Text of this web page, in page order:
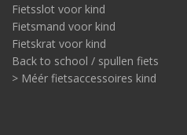
Fietsslot voor kind
Fietsmand voor kind
Fietskrat voor kind
Back to school / spullen fiets
> Méér fietsaccessoires kind